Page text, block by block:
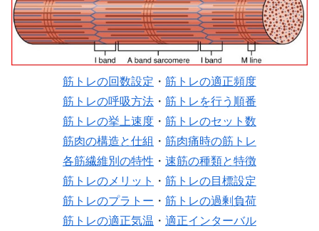
筋トレの回数設定 ・ 筋トレの適正頻度
筋トレの呼吸方法 ・ 筋トレを行う順番
筋トレの挙上速度 ・ 筋トレのセット数
筋肉の構造と仕組 ・ 筋肉痛時の筋トレ
各筋繊維別の特性 ・ 速筋の種類と特徴
筋トレのメリット
・ 筋トレの目標設定
筋トレのプラトー ・ 筋トレの過剰負荷
筋トレの適正気温 ・ 適正インターバル